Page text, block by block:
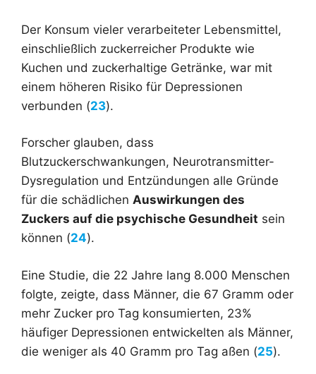
Der Konsum vieler verarbeiteter Lebensmittel,
einschließlich zuckerreicher Produkte wie
Kuchen und zuckerhaltige Getränke, war mit
einem höheren Risiko für Depressionen
verbunden (23).
Forscher glauben, dass
Blutzuckerschwankungen, Neurotransmitter-
Dysregulation und Entzündungen alle Gründe
für die schädlichen Auswirkungen des
Zuckers auf die psychische Gesundheit sein
können (24).
Eine Studie, die 22 Jahre lang 8.000 Menschen
folgte, zeigte, dass Männer, die 67 Gramm oder
mehr Zucker pro Tag konsumierten, 23%
häufiger Depressionen entwickelten als Männer,
die weniger als 40 Gramm pro Tag aßen (25).